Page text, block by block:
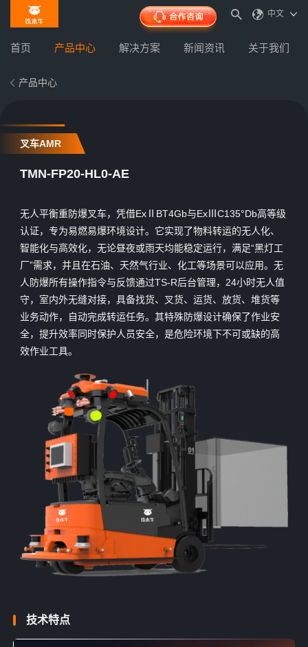
首页 产品中心 解决方案 新闻资讯 关于我们
中文
产品中心
叉车AMR
TMN-FP20-HL0-AE
无人平衡重防爆叉车，凭借ExⅡBT4Gb与ExⅢC135°Db高等级
认证，专为易燃易爆环境设计。它实现了物料转运的无人化、
智能化与高效化，无论昼夜或雨天均能稳定运行，满足“黑灯工
厂”需求，并且在石油、天然气行业、化工等场景可以应用。无
人防爆所有操作指令与反馈通过TS-R后台管理，24小时无人值
守，室内外无缝对接，具备找货、叉货、运货、放货、堆货等
业务动作，自动完成转运任务。其特殊防爆设计确保了作业安
全，提升效率同时保护人员安全，是危险环境下不可或缺的高
效作业工具。
技术特点